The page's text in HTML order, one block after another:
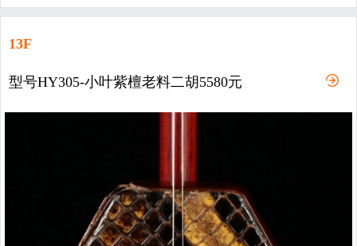
13F
型号HY305-小叶紫檀老料二胡5580元